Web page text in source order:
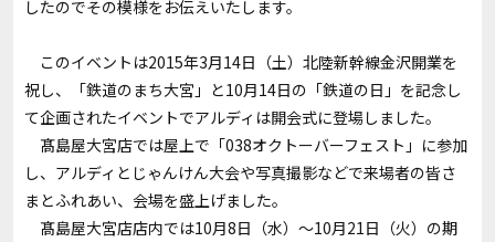
したのでその模様をお伝えいたします。
このイベントは2015年3月14日（土）北陸新幹線金沢開業を
祝し、「鉄道のまち大宮」と10月14日の「鉄道の日」を記念し
て企画されたイベントでアルディは開会式に登場しました。
髙島屋大宮店では屋上で「038オクトーバーフェスト」に参加
し、アルディとじゃんけん大会や写真撮影などで来場者の皆さ
まとふれあい、会場を盛上げました。
髙島屋大宮店店内では10月8日（水）～10月21日（火）の期